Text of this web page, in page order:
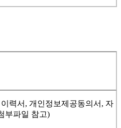
이력서, 개인정보제공동의서, 자
부파일 참고)